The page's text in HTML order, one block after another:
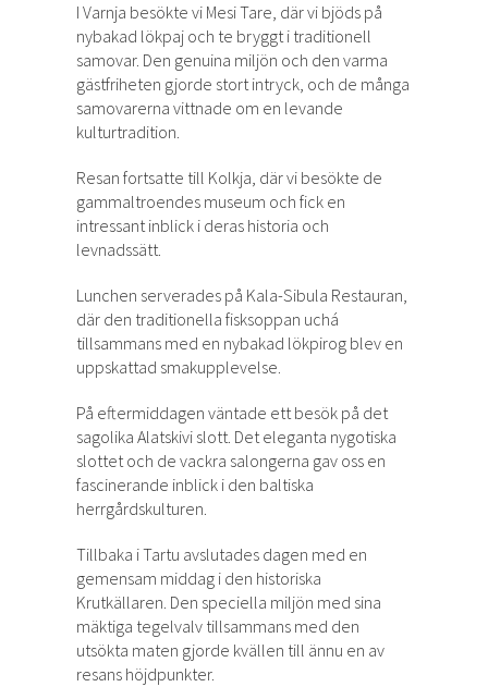
I Varnja besökte vi Mesi Tare, där vi bjöds på
nybakad lökpaj och te bryggt i traditionell
samovar. Den genuina miljön och den varma
gästfriheten gjorde stort intryck, och de många
samovarerna vittnade om en levande
kulturtradition.
Resan fortsatte till Kolkja, där vi besökte de
gammaltroendes museum och fick en
intressant inblick i deras historia och
levnadssätt.
Lunchen serverades på Kala-Sibula Restauran,
där den traditionella fisksoppan uchá
tillsammans med en nybakad lökpirog blev en
uppskattad smakupplevelse.
På eftermiddagen väntade ett besök på det
sagolika Alatskivi slott. Det eleganta nygotiska
slottet och de vackra salongerna gav oss en
fascinerande inblick i den baltiska
herrgårdskulturen.
Tillbaka i Tartu avslutades dagen med en
gemensam middag i den historiska
Krutkällaren. Den speciella miljön med sina
mäktiga tegelvalv tillsammans med den
utsökta maten gjorde kvällen till ännu en av
resans höjdpunkter.